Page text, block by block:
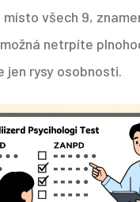
místo všech 9,
netrpíte
jen rysy osobnosti.